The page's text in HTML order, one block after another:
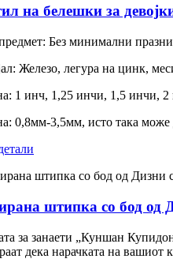
на белешки за
Без минимални
Железо, легура на цинк,
1 инч, 1,25 инчи, 1,5 инчи, 2
0,8мм-3,5мм, исто така може
штипка со бод од
за занаети „Куншан
дека нарачката на